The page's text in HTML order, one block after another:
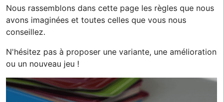
Nous rassemblons dans cette page les règles que nous
avons imaginées et toutes celles que vous nous
conseillez.
N'hésitez pas à proposer une variante, une amélioration
ou un nouveau jeu !